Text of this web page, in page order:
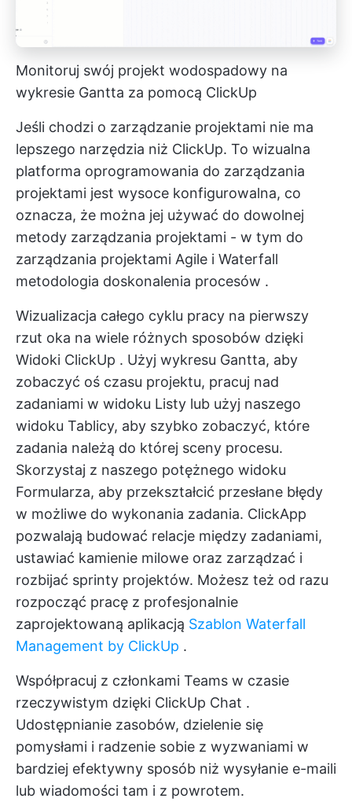
Monitoruj swój projekt wodospadowy na
wykresie Gantta za pomocą ClickUp
Jeśli chodzi o zarządzanie projektami nie ma
lepszego narzędzia niż ClickUp. To wizualna
platforma oprogramowania do zarządzania
projektami jest wysoce konfigurowalna, co
oznacza, że można jej używać do dowolnej
metody zarządzania projektami - w tym do
zarządzania projektami Agile i Waterfall
metodologia doskonalenia procesów .
Wizualizacja całego cyklu pracy na pierwszy
rzut oka na wiele różnych sposobów dzięki
Widoki ClickUp . Użyj wykresu Gantta, aby
zobaczyć oś czasu projektu, pracuj nad
zadaniami w widoku Listy lub użyj naszego
widoku Tablicy, aby szybko zobaczyć, które
zadania należą do której sceny procesu.
Skorzystaj z naszego potężnego widoku
Formularza, aby przekształcić przesłane błędy
w możliwe do wykonania zadania. ClickApp
pozwalają budować relacje między zadaniami,
ustawiać kamienie milowe oraz zarządzać i
rozbijać sprinty projektów. Możesz też od razu
rozpocząć pracę z profesjonalnie
zaprojektowaną aplikacją Szablon Waterfall
Management by ClickUp .
Współpracuj z członkami Teams w czasie
rzeczywistym dzięki ClickUp Chat .
Udostępnianie zasobów, dzielenie się
pomysłami i radzenie sobie z wyzwaniami w
bardziej efektywny sposób niż wysyłanie e-maili
lub wiadomości tam i z powrotem.